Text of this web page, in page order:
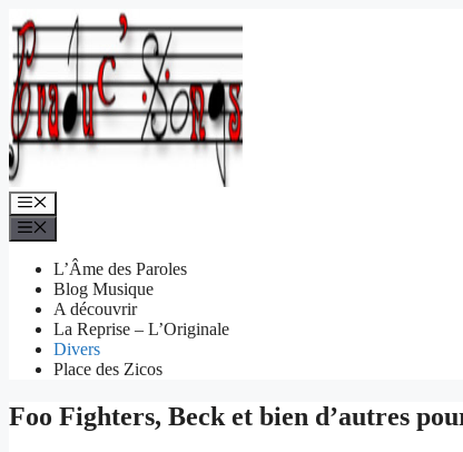
Aller
au
contenu
Menu
L’Âme des Paroles
Blog Musique
A découvrir
La Reprise – L’Originale
Divers
Place des Zicos
Foo Fighters, Beck et bien d’autres